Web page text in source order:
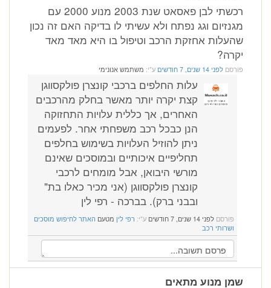
רכשתי לבן פאסאט שנת 2003 מנוע 2000 עם
מגנזיום וגג נפתח ולא עשיתי לו בדיקה האם זה נכון
שהעלות אחזקת הרכב וטיפול בו היא מאד מאד
יקרה?
פורסם לפני 14 שנים, 7 חודשים ע"י: משתמש אנונימי
עלות החלפים ברכבי קונצרן פולקסווגן
קצת יקרה יותר מאשר בחלק מהרכבים
האחרים, אך כללית עלויות התחזוקה
הנן כבכל רכב משפחתי אחר. לפעמים
ניתן להוזיל העלויות בשימוש בחלפים
תחליפיים איכותיים ובמוסכים שאינם
מורשי היבואן, אבל מומחים לרכבי
קונצרן פולקסווגן (אני מכיר כאלו בת"
ובבני ברק). בברכה - רפי לין
פורסם לפני 14 שנים, 7 חודשים ע"י: רפי לין מטעם האתר לחיפוש מוסכים
ושרותי רכב
שמן מנוע מתאים